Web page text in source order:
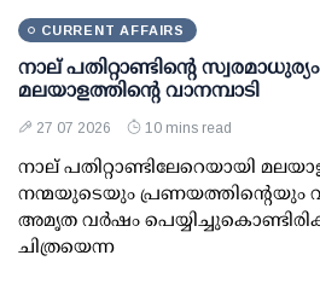
CURRENT AFFAIRS
നാല് പതിറ്റാണ്ടിന്റെ
മലയാളത്തിന്റെ വാനമ്പാടി
27 07 2026 10 mins read
നാല് പതിറ്റാണ്ടിലേറെയായി
നന്മയുടെയും പ്രണയത്തിന്റെയും
അമൃത വര്‍ഷം
ചിത്രയെന്ന